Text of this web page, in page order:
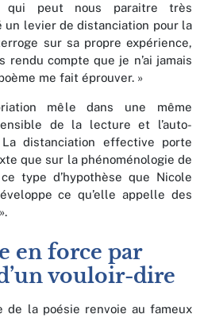
qui peut nous paraitre très
un levier de distanciation pour la
sur sa propre expérience,
rendu compte que je n’ai jamais
me fait éprouver. »
mêle dans une même
de la lecture et l’auto-
distanciation effective porte
que sur la phénoménologie de
type d’hypothèse que Nicole
ce qu’elle appelle des
en force par
vouloir-dire
de la poésie renvoie au fameux